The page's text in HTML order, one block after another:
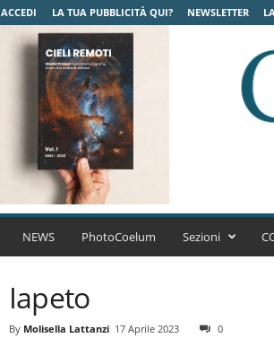
ACCEDI LA TUA PUBBLICITÀ QUI? NEWSLETTER
C
A
NEWS PhotoCoelum Sezioni
Iapeto
By Molisella Lattanzi 17 Aprile 2023 0